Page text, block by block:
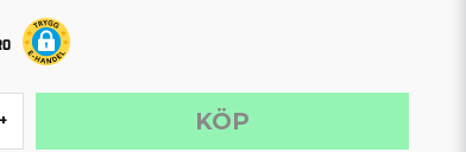
+ KÖP